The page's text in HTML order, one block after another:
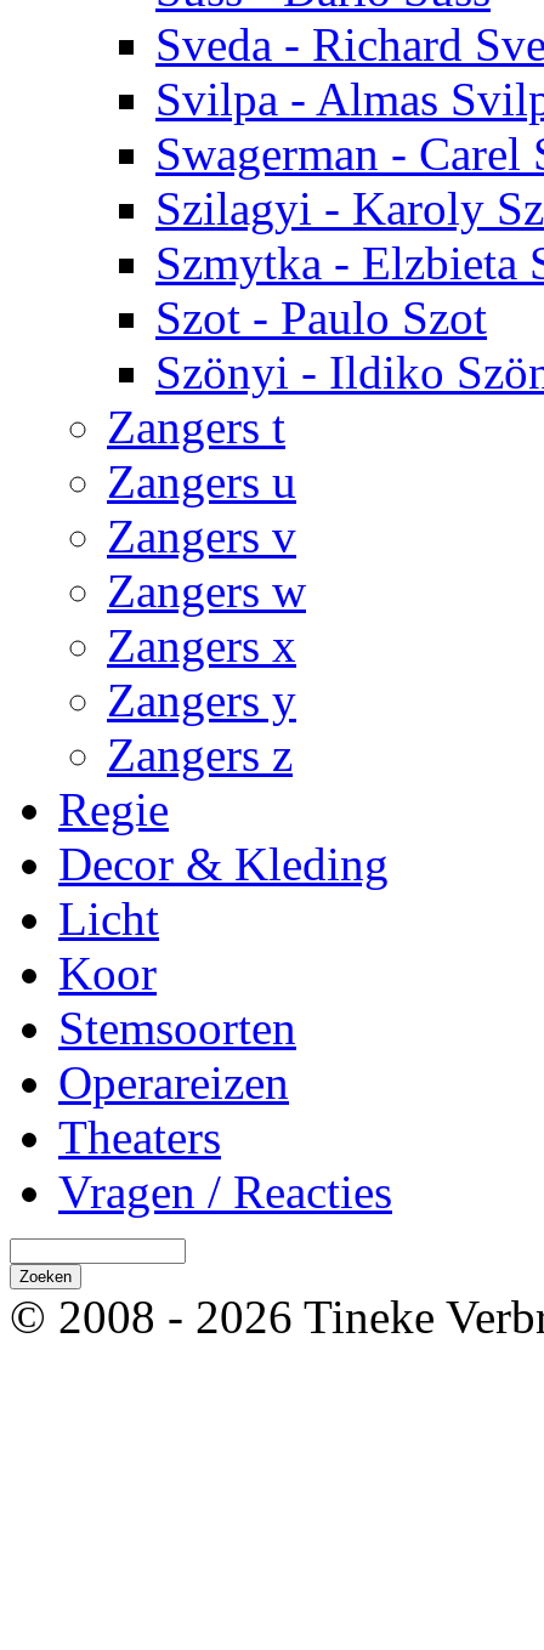
Sveda - Richard
Svilpa - Almas
Swagerman - Carel
Szilagyi - Karoly
Szmytka - Elzbieta
Szot - Paulo Szot
Szönyi - Ildiko
Zangers t
Zangers u
Zangers v
Zangers w
Zangers x
Zangers y
Zangers z
Regie
Decor & Kleding
Licht
Koor
Stemsoorten
Operareizen
Theaters
Vragen / Reacties
© 2008 - 2026 Tineke